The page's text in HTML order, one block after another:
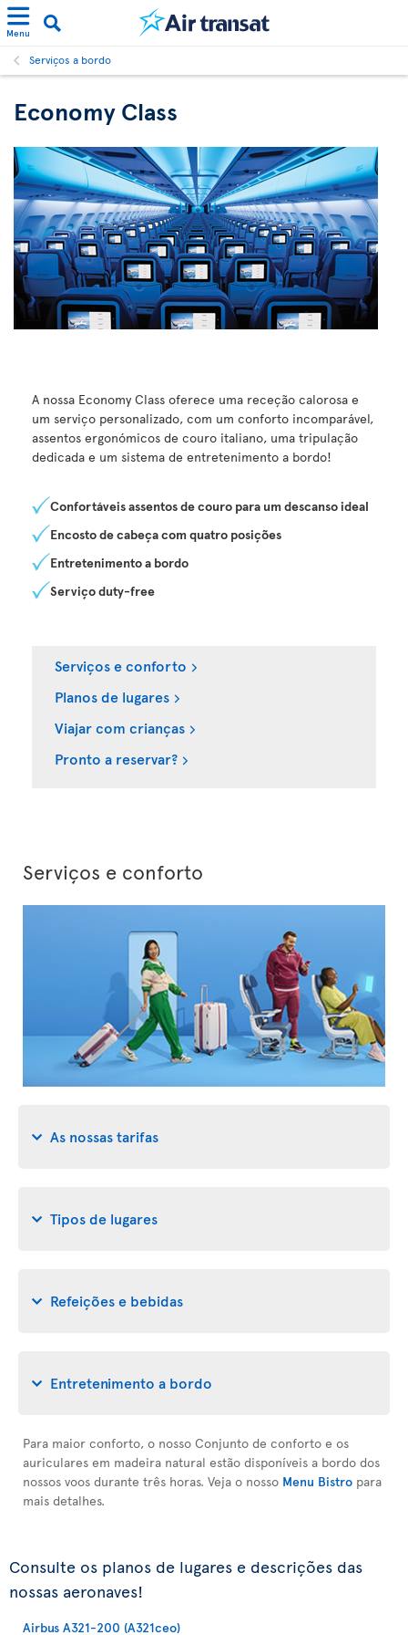
Menu
Serviços a bordo
Economy Class
A nossa Economy Class oferece uma receção calorosa e
um serviço personalizado, com um conforto incomparável,
assentos ergonómicos de couro italiano, uma tripulação
dedicada e um sistema de entretenimento a bordo!
Confortáveis assentos de couro para um descanso ideal
Encosto de cabeça com quatro posições
Entretenimento a bordo
Serviço duty-free
Serviços e conforto
Planos de lugares
Viajar com crianças
Pronto a reservar?
Serviços e conforto
As nossas tarifas
Tipos de lugares
Refeições e bebidas
Entretenimento a bordo
Para maior conforto, o nosso Conjunto de conforto e os
auriculares em madeira natural estão disponíveis a bordo dos
nossos voos durante três horas. Veja o nosso Menu Bistro para
mais detalhes.
Consulte os planos de lugares e descrições das
nossas aeronaves!
Airbus A321-200 (A321ceo)